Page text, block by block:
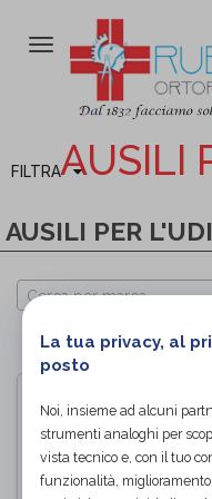
Attiva/disattiva
FILTRAAUSILI
AUSILI PER
Cerca per marca
La tua privacy, al
posto
Noi, insieme ad alcuni
strumenti analoghi per
vista tecnico e, con il tuo
funzionalità,